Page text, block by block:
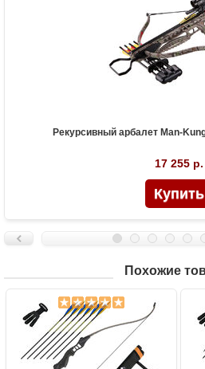
Рекурсивный арбалет Man-
17 255 р.
Похожие